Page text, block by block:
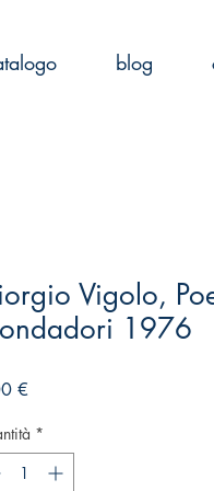
blog
Vigolo,
1976
€Prezzo
*